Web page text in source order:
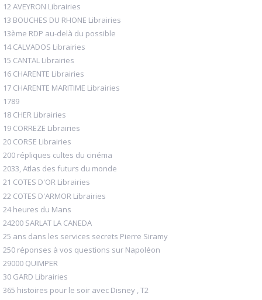
12 AVEYRON Librairies
13 BOUCHES DU RHONE Librairies
13ème RDP au-delà du possible
14 CALVADOS Librairies
15 CANTAL Librairies
16 CHARENTE Librairies
17 CHARENTE MARITIME Librairies
1789
18 CHER Librairies
19 CORREZE Librairies
20 CORSE Librairies
200 répliques cultes du cinéma
2033, Atlas des futurs du monde
21 COTES D'OR Librairies
22 COTES D'ARMOR Librairies
24 heures du Mans
24200 SARLAT LA CANEDA
25 ans dans les services secrets Pierre Siramy
250 réponses à vos questions sur Napoléon
29000 QUIMPER
30 GARD Librairies
365 histoires pour le soir avec Disney , T2